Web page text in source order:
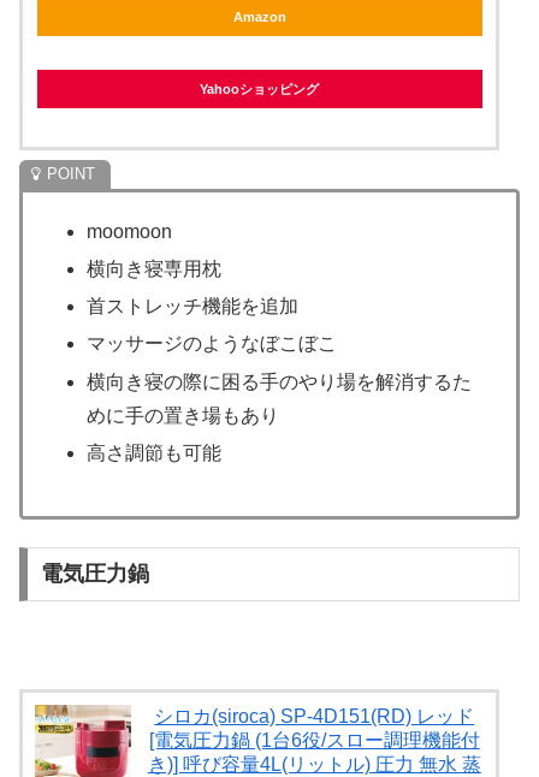
Amazon
Yahooショッピング
moomoon
横向き寝専用枕
首ストレッチ機能を追加
マッサージのようなぼこぼこ
横向き寝の際に困る手のやり場を解消するた
めに手の置き場もあり
高さ調節も可能
電気圧力鍋
シロカ(siroca) SP-4D151(RD) レッド
[電気圧力鍋 (1台6役/スロー調理機能付
き)] 呼び容量4L(リットル) 圧力 無水 蒸